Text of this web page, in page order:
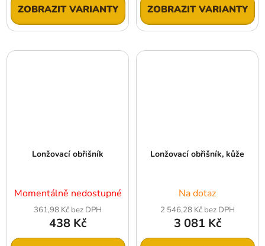
ZOBRAZIT VARIANTY ZOBRAZIT VARIANTY
Lonžovací obřišník
Momentálně nedostupné
361,98 Kč bez DPH
438 Kč
Lonžovací obřišník, kůže
Na dotaz
2 546,28 Kč bez DPH
3 081 Kč